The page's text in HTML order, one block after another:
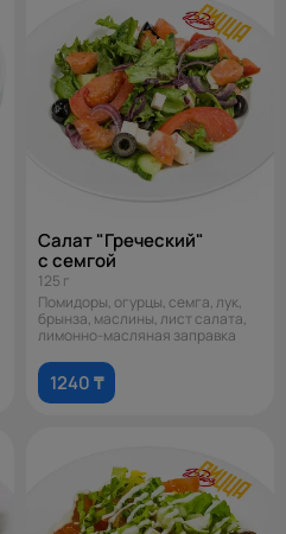
Салат "Греческий"
с семгой
125 г
Помидоры, огурцы, семга, лук,
брынза, маслины, лист салата,
лимонно-масляная заправка
1240 ₸